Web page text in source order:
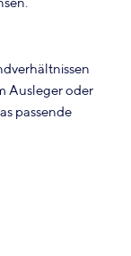
Ausleger oder
passende